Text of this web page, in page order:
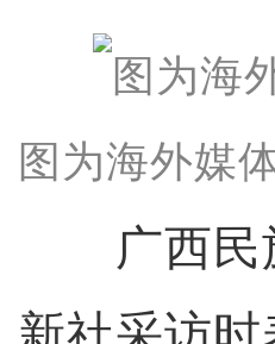
图为海外媒
广西民族
新社采访